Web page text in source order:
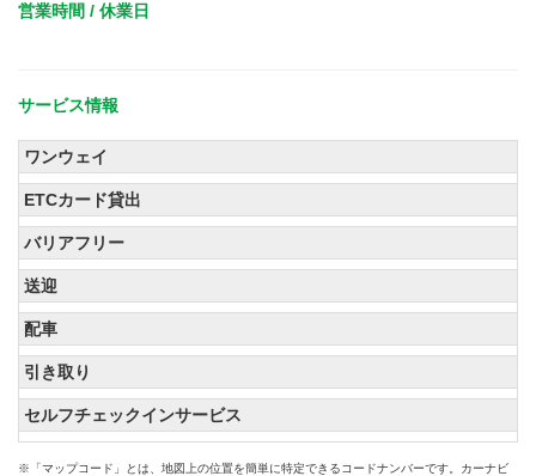
営業時間 / 休業日
サービス情報
ワンウェイ
ETCカード貸出
バリアフリー
送迎
配車
引き取り
セルフチェックインサービス
※「マップコード」とは、地図上の位置を簡単に特定できるコードナンバーです。カーナビ